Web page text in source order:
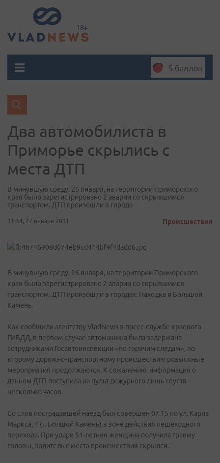
5 баллов
Два автомобилиста в
Приморье скрылись с
места ДТП
В минувшую среду, 26 января, на территории Приморского
края было зарегистрировано 2 аварии со скрывшимся
транспортом. ДТП произошли в города
11:34, 27 января 2011 Происшествия
В минувшую среду, 26 января, на территории Приморского
края было зарегистрировано 2 аварии со скрывшимся
транспортом. ДТП произошли в городах: Находка и Большой
Камень.
Как сообщили агентству VladNews в пресс-службе краевого
ГИБДД, в первом случае автомашина была задержана
сотрудниками Госавтоинспекции «по горячим следам», по
второму дорожно-транспортному происшествию розыскные
мероприятия продолжаются. К сожалению, информация о
данном ДТП поступила на пульт дежурного лишь спустя
несколько часов.
Со слов пострадавшей наезд был совершен 07.15 по ул. Карла
Маркса, 4 (г. Болшой Камень) в зоне действия пешеходного
перехода. При ударе 51-летняя женщина получила травму
головы, водитель с места происшествия скрылся.